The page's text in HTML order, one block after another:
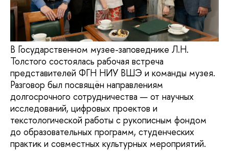
В Государственном музее-заповеднике Л.Н.
Толстого состоялась рабочая встреча
представителей ФГН НИУ ВШЭ и команды музея.
Разговор был посвящён направлениям
долгосрочного сотрудничества — от научных
исследований, цифровых проектов и
текстологической работы с рукописным фондом
до образовательных программ, студенческих
практик и совместных культурных мероприятий.